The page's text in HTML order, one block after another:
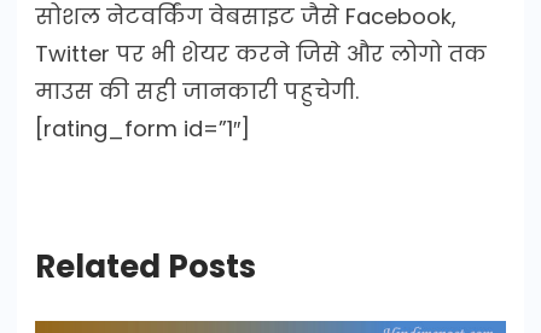
सोशल नेटवर्किंग वेबसाइट जैसे Facebook,
Twitter पर भी शेयर करने जिसे और लोगो तक
माउस की सही जानकारी पहुचेगी.
[rating_form id=”1″]
Related Posts